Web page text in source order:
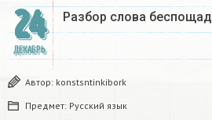
24
ДЕКАБРЬ
Разбор слова
Автор: konstsntinkibork
Предмет: Русский язык